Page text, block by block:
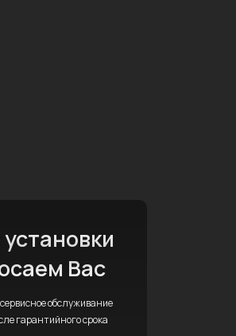
Вас
обслуживание
гарантийного срока